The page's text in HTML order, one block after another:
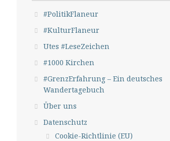
#PolitikFlaneur
#KulturFlaneur
Utes #LeseZeichen
#1000 Kirchen
#GrenzErfahrung – Ein deutsches
Wandertagebuch
Über uns
Datenschutz
Cookie-Richtlinie (EU)